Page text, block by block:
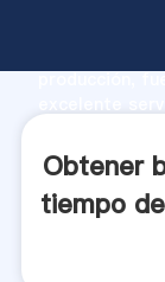
producción,
aporta
Obtener
tiempo